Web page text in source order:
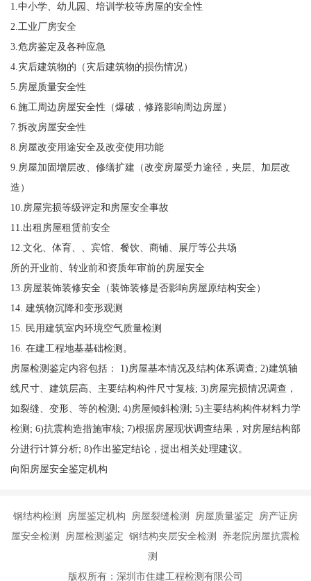
1.中小学、幼儿园、培训学校等房屋的安全性
2.工业厂房安全
3.危房鉴定及各种应急
4.灾后建筑物的（灾后建筑物的损伤情况）
5.房屋质量安全性
6.施工周边房屋安全性（爆破，修路影响周边房屋）
7.拆改房屋安全性
8.房屋改变用途安全及改变使用功能
9.房屋加固增层改、修缮扩建（改变房屋受力途径，夹层、加层改
造）
10.房屋完损等级评定和房屋安全事故
11.出租房屋租赁前安全
12.文化、体育、、宾馆、餐饮、商铺、展厅等公共场
所的开业前、转业前和资质年审前的房屋安全
13.房屋装饰装修安全（装饰装修是否影响房屋原结构安全）
14. 建筑物沉降和变形观测
15. 民用建筑室内环境空气质量检测
16. 在建工程地基基础检测。
房屋检测鉴定内容包括： 1)房屋基本情况及结构体系调查; 2)建筑轴
线尺寸、建筑层高、主要结构构件尺寸复核; 3)房屋完损情况调查，
如裂缝、变形、等的检测; 4)房屋倾斜检测; 5)主要结构构件材料力学
检测; 6)抗震构造措施审核; 7)根据房屋现状调查结果，对房屋结构部
分进行计算分析; 8)作出鉴定结论，提出相关处理建议。
向阳房屋安全鉴定机构
钢结构检测 房屋鉴定机构 房屋裂缝检测 房屋质量鉴定 房产证房
屋安全检测 房屋检测鉴定 钢结构夹层安全检测 养老院房屋抗震检
测
版权所有：深圳市住建工程检测有限公司